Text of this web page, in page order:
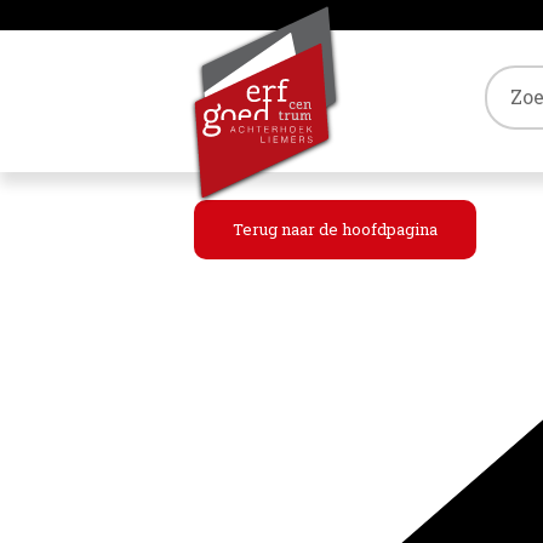
Terug naar de hoofdpagina